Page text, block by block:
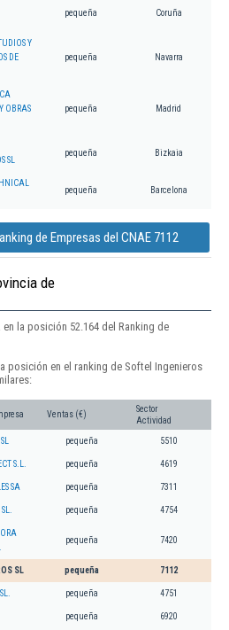
pequeña Coruña
Y
DE
pequeña Navarra
OBRAS
pequeña Madrid
SL
pequeña Bizkaia
pequeña Barcelona
de Empresas del CNAE 7112
de
la posición 52.164 del Ranking de
posición en el ranking de Softel Ingenieros
Ventas (€)
Sector
Actividad
pequeña 5510
S.L. pequeña 4619
SA pequeña 7311
pequeña 4754
pequeña 7420
SL pequeña 7112
pequeña 4751
pequeña 6920